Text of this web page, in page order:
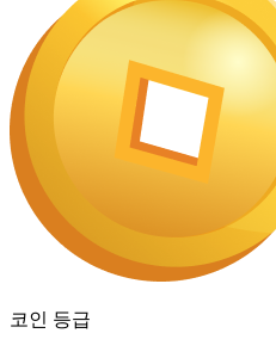
코인 등급